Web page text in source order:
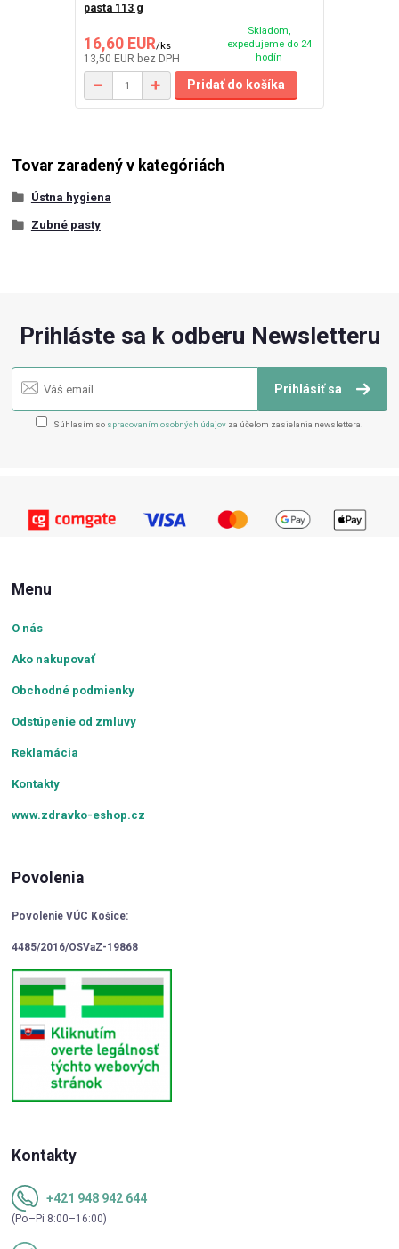
pasta 113 g
16,60 EUR/ks
13,50 EUR bez DPH
Skladom,
expedujeme do 24
hodín
Pridať do košíka
Tovar zaradený v kategóriách
Ústna hygiena
Zubné pasty
Prihláste sa k odberu Newsletteru
Prihlásiť sa
Súhlasím so spracovaním osobných údajov za účelom zasielania newslettera.
Menu
O nás
Ako nakupovať
Obchodné podmienky
Odstúpenie od zmluvy
Reklamácia
Kontakty
www.zdravko-eshop.cz
Povolenia
Povolenie VÚC Košice:
4485/2016/OSVaZ-19868
Kontakty
+421 948 942 644
(Po–Pi 8:00–16:00)